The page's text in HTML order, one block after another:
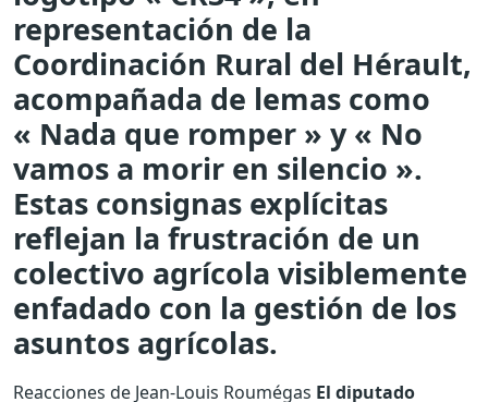
representación de la
Coordinación Rural del Hérault,
acompañada de lemas como
« Nada que romper » y « No
vamos a morir en silencio ».
Estas consignas explícitas
reflejan la frustración de un
colectivo agrícola visiblemente
enfadado con la gestión de los
asuntos agrícolas.
Reacciones de Jean-Louis Roumégas El diputado